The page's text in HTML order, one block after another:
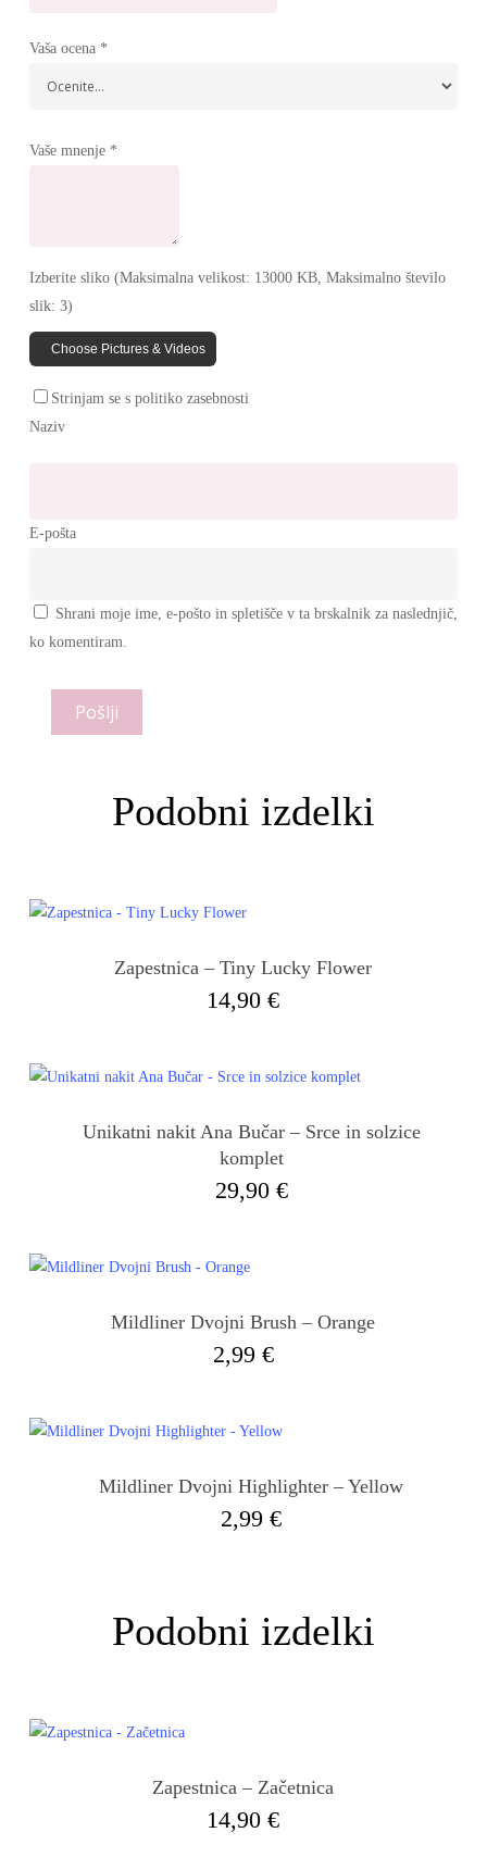
Vaša ocena *
Vaše mnenje *
Izberite sliko (Maksimalna velikost: 13000 KB, Maksimalno število
slik: 3)
Choose Pictures & Videos
Strinjam se s politiko zasebnosti
Naziv
E-pošta
Shrani moje ime, e-pošto in spletišče v ta brskalnik za naslednjič,
ko komentiram.
Podobni izdelki
Zapestnica – Tiny Lucky Flower
14,90€
Unikatni nakit Ana Bučar – Srce in solzice
komplet
29,90 €
Mildliner Dvojni Brush – Orange
2,99 €
Mildliner Dvojni Highlighter – Yellow
2,99€
Podobni izdelki
Zapestnica – Začetnica
14,90€